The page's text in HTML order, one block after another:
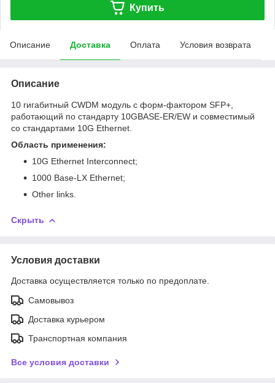
Купить
Описание Доставка Оплата Условия возврата
Описание
10 гигабитный CWDM модуль с форм-фактором SFP+,
работающий по стандарту 10GBASE-ER/EW и совместимый
со стандартами 10G Ethernet.
Область применения:
10G Ethernet Interconnect;
1000 Base-LX Ethernet;
Other links.
Скрыть
Условия доставки
Доставка осуществляется только по предоплате.
Самовывоз
Доставка курьером
Транспортная компания
Все условия доставки